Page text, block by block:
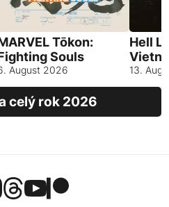
Tōkon:
Souls
August 2026
Hell
13.
celý rok 2026